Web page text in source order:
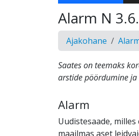
Alarm N 3.6.
Ajakohane
Saates on teemaks
arstide pöördumine
Alarm
Uudistesaade,
maailmas aset